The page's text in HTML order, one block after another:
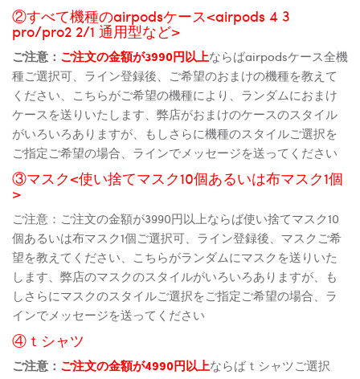
②すべて機種のairpodsケース<airpods 4 3
pro/pro2 2/1 通用型など>
ご注意： ご注文の金額が3990円以上ならばairpodsケース全機
種ご選択可、ライン登録後、ご希望のおまけの機種を教えて
ください、こちらがご希望の機種により、ランダムにおまけ
ケースを送りいたします、弊店がおまけのケースのスタイル
がいろいろありますが、もしさらに機種のスタイルご選択を
ご指定ご希望の場合、ラインでメッセージを送ってください
③マスク<使い捨てマスク10個あるいは布マスク1個
>
ご注意：ご注文の金額が3990円以上ならば使い捨てマスク10
個あるいは布マスク1個ご選択可、ライン登録後、マスクご希
望を教えてください、こちらがランダムにマスクを送りいた
します、弊店のマスクのスタイルがいろいろありますが、も
しさらにマスクのスタイルご選択をご指定ご希望の場合、ラ
インでメッセージを送ってください
④ｔシャツ
ご注意： ご注文の金額が4990円以上ならばｔシャツご選択